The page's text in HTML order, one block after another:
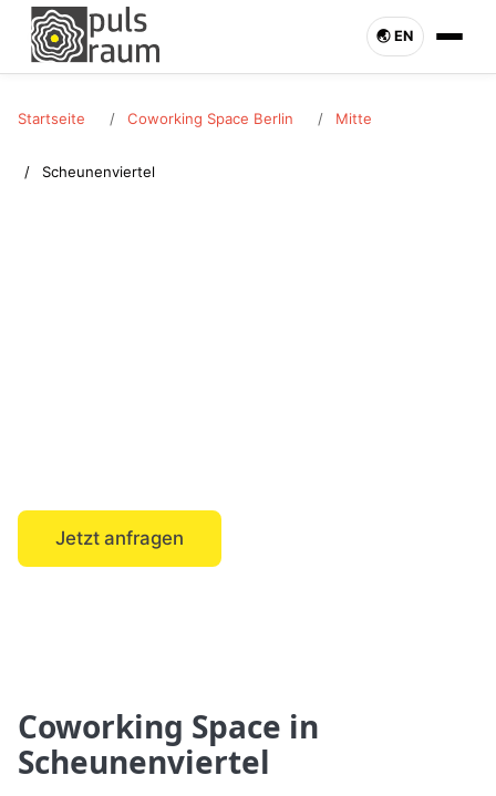
🌏︎ EN
Startseite Coworking Space Berlin Mitte
Scheunenviertel
Jetzt anfragen
Coworking Space in
Scheunenviertel